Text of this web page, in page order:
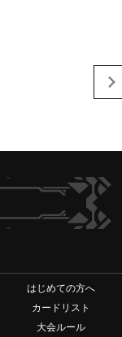
はじめての方へ
カードリスト
大会ルール